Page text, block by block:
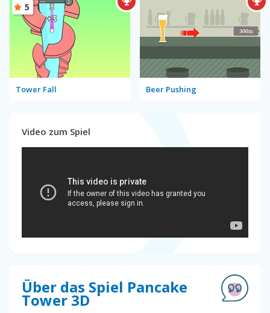
Tower Fall
5
Beer Pushing
Video zum Spiel
Über das Spiel Pancake
Tower 3D